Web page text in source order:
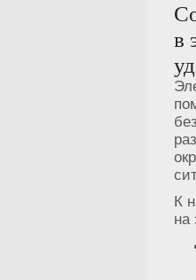
в
К
на